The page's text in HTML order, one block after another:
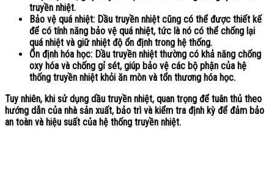
truyền nhiệt.
Bảo vệ quá nhiệt: Dầu truyền nhiệt cũng có thể được thiết kế
để có tính năng bảo vệ quá nhiệt, tức là nó có thể chống lại
quá nhiệt và giữ nhiệt độ ổn định trong hệ thống.
Ổn định hóa học: Dầu truyền nhiệt thường có khả năng chống
oxy hóa và chống gỉ sét, giúp bảo vệ các bộ phận của hệ
thống truyền nhiệt khỏi ăn mòn và tổn thương hóa học.
Tuy nhiên, khi sử dụng dầu truyền nhiệt, quan trọng để tuân thủ theo
hướng dẫn của nhà sản xuất, bảo trì và kiểm tra định kỳ để đảm bảo
an toàn và hiệu suất của hệ thống truyền nhiệt.